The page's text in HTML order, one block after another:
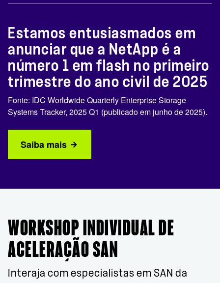
Estamos entusiasmados em
anunciar que a NetApp é a
número 1 em flash no primeiro
trimestre do ano civil de 2025
Fonte: IDC Worldwide Quarterly Enterprise Storage
Systems Tracker, 2025 Q1 (publicado em junho de 2025).
Saiba mais
WORKSHOP INDIVIDUAL DE
ACELERAÇÃO SAN
Interaja com especialistas em SAN da